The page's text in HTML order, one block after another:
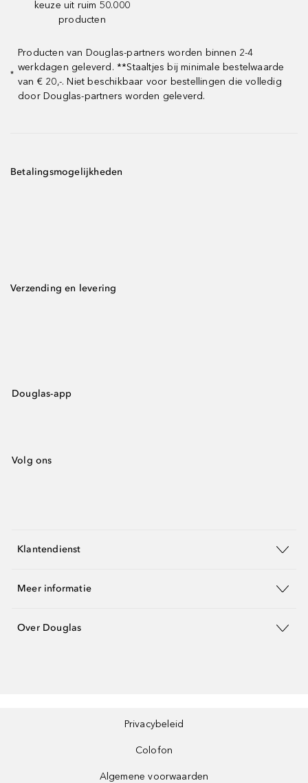
keuze uit ruim 50.000
producten
*
Producten van Douglas-partners worden binnen 2-4
werkdagen geleverd. **Staaltjes bij minimale bestelwaarde
van € 20,-. Niet beschikbaar voor bestellingen die volledig
door Douglas-partners worden geleverd.
Betalingsmogelijkheden
Verzending en levering
Douglas-app
Volg ons
Klantendienst
Meer informatie
Over Douglas
Privacybeleid
Colofon
Algemene voorwaarden